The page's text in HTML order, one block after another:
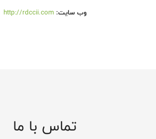
وب سایت: http://rdccii.com
تماس با ما